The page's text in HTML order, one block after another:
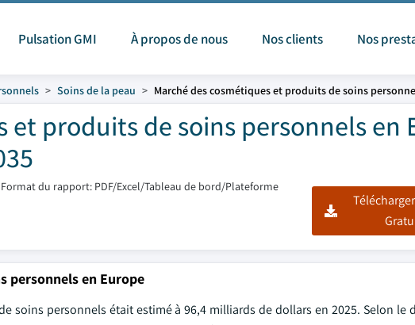
Pulsation GMI À propos de nous Nos clients Nos
Soins de la peau Marché des cosmétiques et produits de soins
et produits de soins personnels en
Format du rapport: PDF/Excel/Tableau de bord/Plateforme
personnels en Europe
soins personnels était estimé à 96,4 milliards de dollars en 2025. Selon le